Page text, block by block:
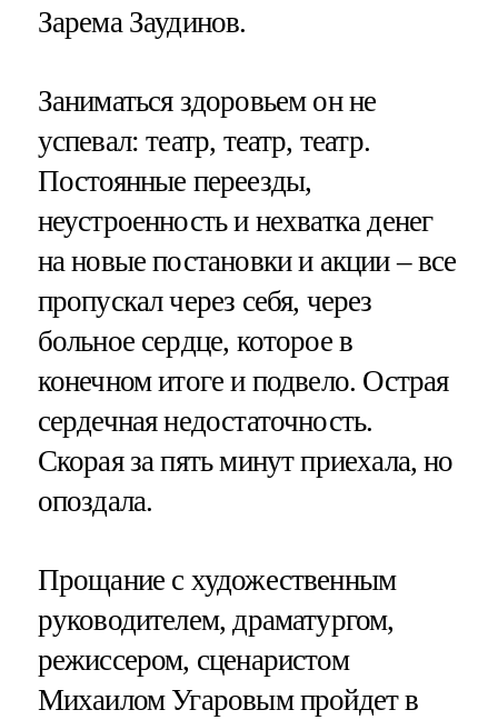
Зарема Заудинов.
Заниматься здоровьем он не
успевал: театр, театр, театр.
Постоянные переезды,
неустроенность и нехватка денег
на новые постановки и акции – все
пропускал через себя, через
больное сердце, которое в
конечном итоге и подвело. Острая
сердечная недостаточность.
Скорая за пять минут приехала, но
опоздала.
Прощание с художественным
руководителем, драматургом,
режиссером, сценаристом
Михаилом Угаровым пройдет в